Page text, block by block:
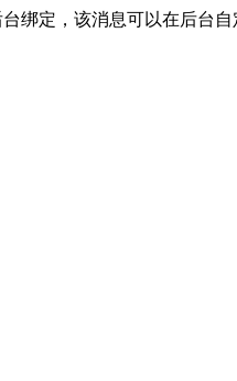
绑定，该消息可以在后台自